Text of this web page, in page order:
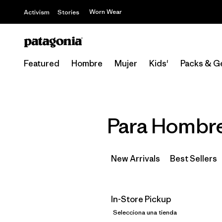
Activism Stories Worn Wear
Featured Hombre Mujer Kids' Packs &
Para
New Arrivals Best Sellers
In-Store Pickup
Selecciona una tienda